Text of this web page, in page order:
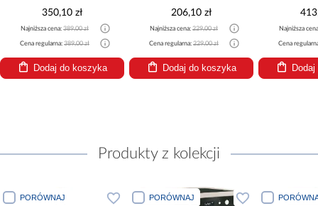
350,10 zł
Najniższa cena: 389,00 zł
Cena regularna: 389,00 zł
Dodaj do koszyka
206,10 zł
Najniższa cena: 229,00 zł
Cena regularna: 229,00 zł
Dodaj do koszyka
Najniższa
Cena
Produkty z kolekcji
PORÓWNAJ PORÓWNAJ